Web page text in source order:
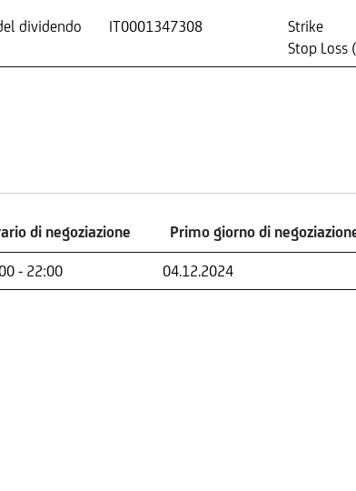
dividendo IT0001347308
Strike
Stop Loss
di negoziazione Primo giorno di
di negoziazione Primo giorno di negoziazione
- 22:00 04.12.2024